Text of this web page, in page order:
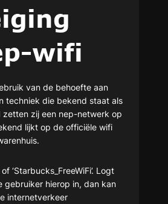
wifi
van de behoefte aan
techniek die bekend staat als
zetten zij een nep-netwerk op
lijkt op de officiële wifi
of ‘Starbucks_FreeWiFi’. Logt
gebruiker hierop in, dan kan
internetverkeer